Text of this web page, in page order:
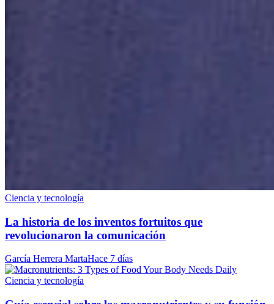
Ciencia y tecnología
La historia de los inventos fortuitos que
revolucionaron la comunicación
García Herrera MartaHace 7 días
Ciencia y tecnología